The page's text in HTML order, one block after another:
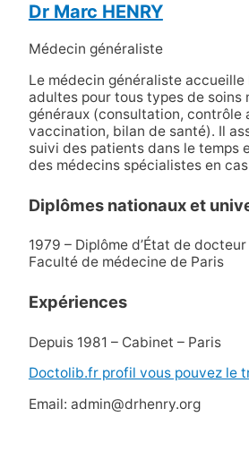
Dr Marc HENRY
Médecin généraliste
Le médecin généraliste
adultes pour tous types de soins
généraux (consultation, contrôle
vaccination, bilan de santé). Il
suivi des patients dans le temps
des médecins spécialistes en
Diplômes nationaux et
1979 – Diplôme d’État de
Faculté de médecine de Paris
Expériences
Depuis 1981 – Cabinet – Paris
Doctolib.fr profil vous pouvez le
Email: admin@drhenry.org